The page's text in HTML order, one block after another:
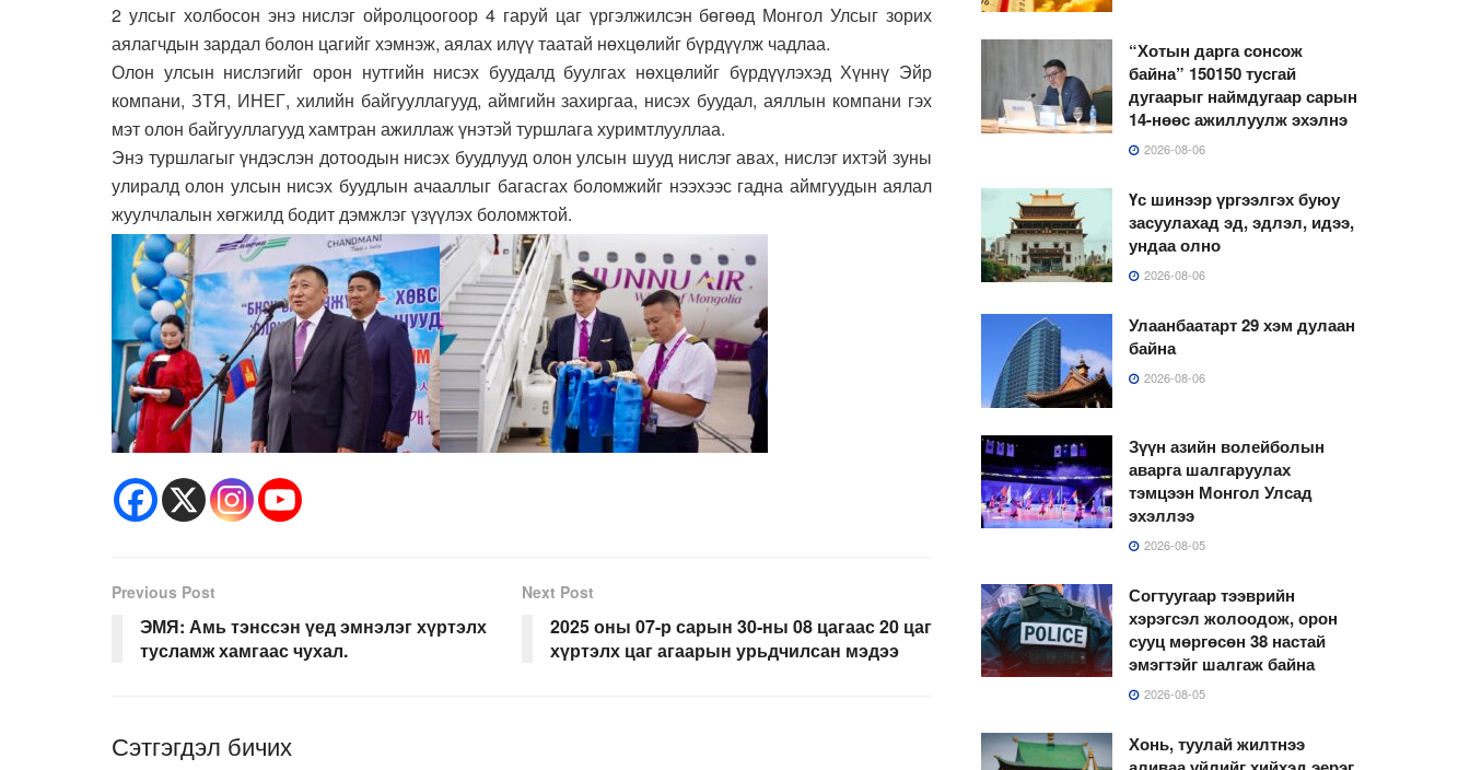
2 улсыг холбосон энэ нислэг ойролцоогоор 4 гаруй цаг үргэлжилсэн бөгөөд Монгол Улсыг зорих
аялагчдын зардал болон цагийг хэмнэж, аялах илүү таатай нөхцөлийг бүрдүүлж чадлаа.
Олон улсын нислэгийг орон нутгийн нисэх буудалд буулгах нөхцөлийг бүрдүүлэхэд Хүннү Эйр
компани, ЗТЯ, ИНЕГ, хилийн байгууллагууд, аймгийн захиргаа, нисэх буудал, аяллын компани гэх
мэт олон байгууллагууд хамтран ажиллаж үнэтэй туршлага хуримтлууллаа.
Энэ туршлагыг үндэслэн дотоодын нисэх буудлууд олон улсын шууд нислэг авах, нислэг ихтэй зуны
улиралд олон улсын нисэх буудлын ачааллыг багасгах боломжийг нээхээс гадна аймгуудын аялал
жуулчлалын хөгжилд бодит дэмжлэг үзүүлэх боломжтой.
Previous Post
ЭМЯ: Амь тэнссэн үед эмнэлэг хүртэлх
тусламж хамгаас чухал.
Next Post
2025 оны 07-р сарын 30-ны 08 цагаас 20 цаг
хүртэлх цаг агаарын урьдчилсан мэдээ
Сэтгэгдэл бичих
“Хотын дарга сонсож
байна” 150150 тусгай
дугаарыг наймдугаар сарын
14-нөөс ажиллуулж эхэлнэ
2026-08-06
Үс шинээр үргээлгэх буюу
засуулахад эд, эдлэл, идээ,
ундаа олно
2026-08-06
Улаанбаатарт 29 хэм дулаан
байна
2026-08-06
Зүүн азийн волейболын
аварга шалгаруулах
тэмцээн Монгол Улсад
эхэллээ
2026-08-05
Согтуугаар тээврийн
хэрэгсэл жолоодож, орон
сууц мөргөсөн 38 настай
эмэгтэйг шалгаж байна
2026-08-05
Хонь, туулай жилтнээ